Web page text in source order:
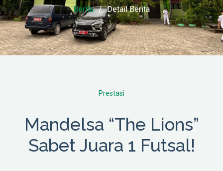
Berita Detail Berita
Prestasi
Mandelsa “The Lions”
Sabet Juara 1 Futsal!